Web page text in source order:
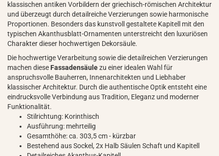
klassischen antiken Vorbildern der griechisch-römischen Architektur
und überzeugt durch detailreiche Verzierungen sowie harmonische
Proportionen. Besonders das kunstvoll gestaltete Kapitell mit den
typischen Akanthusblatt-Ornamenten unterstreicht den luxuriösen
Charakter dieser hochwertigen Dekorsäule.
Die hochwertige Verarbeitung sowie die detailreichen Verzierungen
machen diese Fassadensäulezu einer idealen Wahl für
anspruchsvolle Bauherren, Innenarchitekten und Liebhaber
klassischer Architektur. Durch die authentische Optik entsteht eine
eindrucksvolle Verbindung aus Tradition, Eleganz und moderner
Funktionalität.
Stilrichtung: Korinthisch
Ausführung: mehrteilig
Gesamthöhe: ca. 303,5 cm - kürzbar
Bestehend aus Sockel, 2x Halb Säulen Schaft und Kapitell